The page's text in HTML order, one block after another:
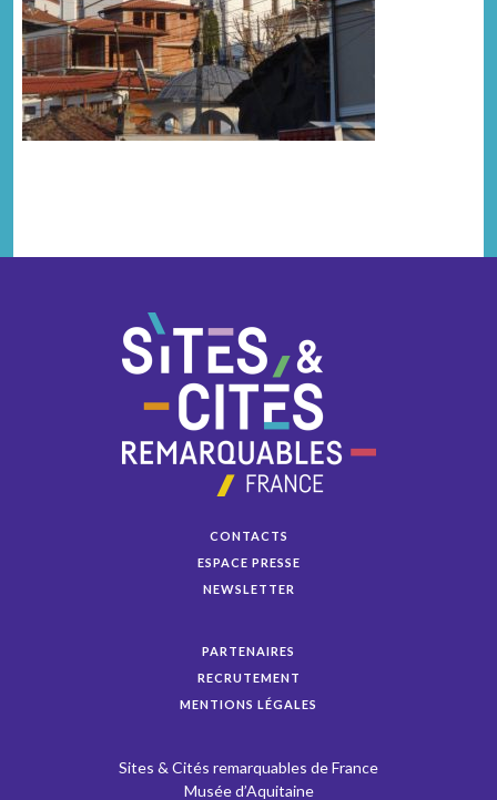
CONTACTS
ESPACE PRESSE
NEWSLETTER
PARTENAIRES
RECRUTEMENT
MENTIONS LÉGALES
Sites & Cités remarquables de France
Musée d’Aquitaine